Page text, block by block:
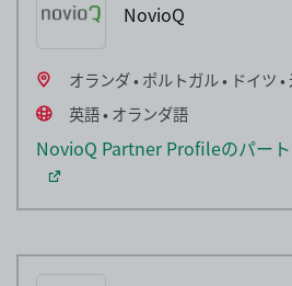
NovioQ
オランダ • ポルトガル • ドイツ •
英語 • オランダ語
NovioQ Partner Profileのパー